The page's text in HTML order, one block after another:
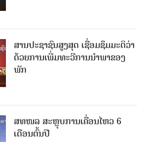
ສານປະຊາຊົນສູງສຸດ ເຊື່ອມຊຶມມະຕິວ່າ
ດ້ວຍການເພີ່ມທະວີການນຳພາຂອງ
ພັກ
ສທໜລ ສະຫຼຸບການເຄື່ອນໄຫວ 6
ເດືອນຕົ້ນປີ